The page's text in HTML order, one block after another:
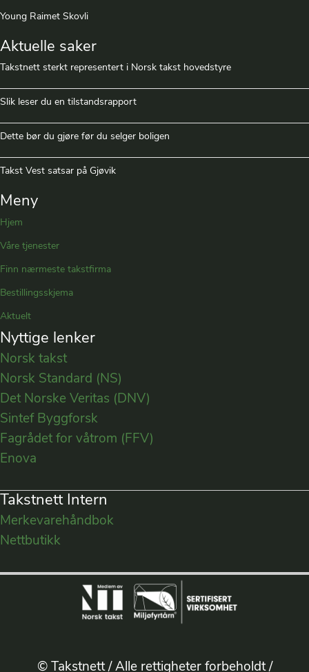
Young Raimet Skovli
Aktuelle saker
Takstnett sterkt representert i Norsk takst hovedstyre
Slik leser du en tilstandsrapport
Dette bør du gjøre før du selger boligen
Takst Vest satsar på Gjøvik
Meny
Hjem
Våre tjenester
Finn nærmeste takstfirma
Bestillingsskjema
Aktuelt
Nyttige lenker
Norsk takst
Norsk Standard (NS)
Det Norske Veritas (DNV)
Sintef Byggforsk
Fagrådet for våtrom (FFV)
Enova
Takstnett Intern
Merkevarehåndbok
Nettbutikk
© Takstnett / Alle rettigheter forbeholdt /